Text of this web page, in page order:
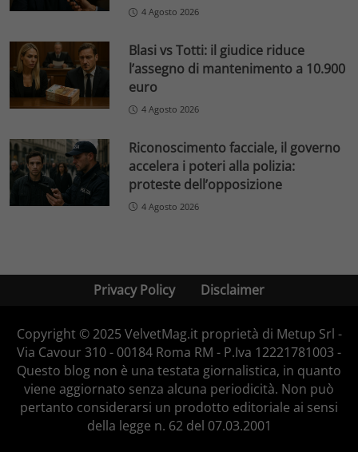
4 Agosto 2026
Blasi vs Totti: il giudice riduce
l’assegno di mantenimento a 10.900
euro
4 Agosto 2026
Riconoscimento facciale, il governo
accelera i poteri alla polizia:
proteste dell’opposizione
4 Agosto 2026
Privacy Policy Disclaimer
Copyright © 2025 VelvetMag.it proprietà di Metup Srl -
Via Cavour 310 - 00184 Roma RM - P.Iva 12221781003 -
Questo blog non è una testata giornalistica, in quanto
viene aggiornato senza alcuna periodicità. Non può
pertanto considerarsi un prodotto editoriale ai sensi
della legge n. 62 del 07.03.2001